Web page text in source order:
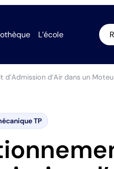
L’école
d’Air dans un
TP